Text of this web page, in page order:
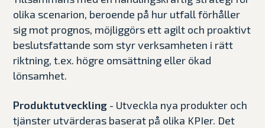
olika scenarion, beroende på hur utfall förhåller
sig mot prognos, möjliggörs ett agilt och proaktivt
beslutsfattande som styr verksamheten i rätt
riktning, t.ex. högre omsättning eller ökad
lönsamhet.
Produktutveckling - Utveckla nya produkter och
tjänster utvärderas baserat på olika KPIer. Det